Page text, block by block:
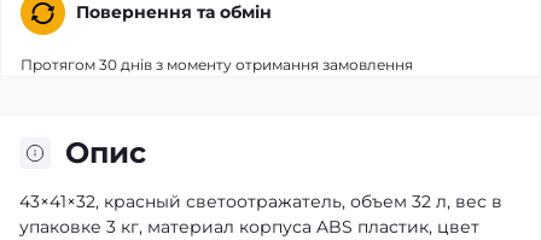
Повернення та обмін
Протягом 30 днів з моменту отримання замовлення
Опис
43×41×32, красный светоотражатель, объем 32 л, вес в
упаковке 3 кг, материал корпуса ABS пластик, цвет